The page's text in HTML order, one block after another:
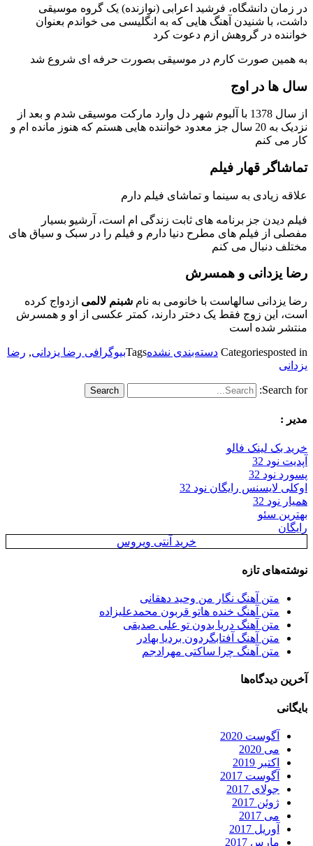
در زمان دانشگاه، فرشید اعرابی (نوازنده) یک گروه موسیقی
داشت، با شنیدن آهنگ هایی که به انگلیسی می خواندم بعنوان
خواننده در گروهش ازم دعوت کرد
به همین صورت کارم در موسیقی بصورت حرفه ای شروع شد
سال ها در اوج
از سال 1378 با آلبوم شهر دل وارد مارکت موسیقی شدم و بعد از
نزدیک به 20 سال جز معدود خواننده هایی هستم که هنوز مانده ام و
کار می کنم
تماشاگر قهار فیلم
علاقه زیادی به سینما و تماشای فیلم دارم
فیلم دیدن جز برنامه های ثابت زندگی ام است، آرشیو بسیار
مفصلی از فیلم های مطرح دنیا دارم و فیلم را در سبک و سیاق های
مختلف دنبال می کنم
رضا یزدانی و همسرش
رضا یزدانی سالهاست با خانومی به نام شبنم لالمی ازدواج کرده
است، این زوج فقط یک دختر دارند، کمتر عکسی از او و همسرش
منتشر شده است
Categoriesposted in دسته‌بندی نشدهTagsبیوگرافی رضا یزدانی, رضا
یزدانی
Search for:
مدیر :
خرید بک لینک فالو
آپدیت نود 32
پسورد نود 32
اوکلی لایسنس رایگان نود 32
همیار نود 32
بهترین سئو
رایگان
خرید آنتی ویروس
نوشته‌های تازه
متن آهنگ نگار من وحید دهقانی
متن آهنگ خنده هاتو قربون محمدعلیزاده
متن آهنگ دریا بدون تو علی صدیقی
متن آهنگ آفتابگردون بردیا بهادر
متن آهنگ چرا ساکتی مهرادجم
آخرین دیدگاه‌ها
بایگانی
آگوست 2020
می 2020
اکتبر 2019
آگوست 2017
جولای 2017
ژوئن 2017
می 2017
آوریل 2017
مارس 2017